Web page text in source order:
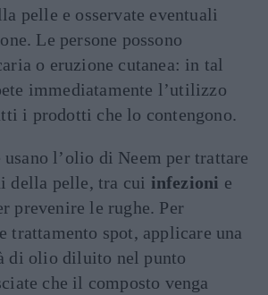
pelle e osservate eventuali
Le persone possono
o eruzione cutanea: in tal
immediatamente l’utilizzo
i prodotti che lo contengono.
usano l’olio di Neem per trattare
della pelle, tra cui infezioni e
prevenire le rughe. Per
trattamento spot, applicare una
di olio diluito nel punto
che il composto venga